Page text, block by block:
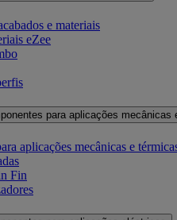
e materiais
eZee
para aplicações mecânicas
aplicações mecânicas e
Fin